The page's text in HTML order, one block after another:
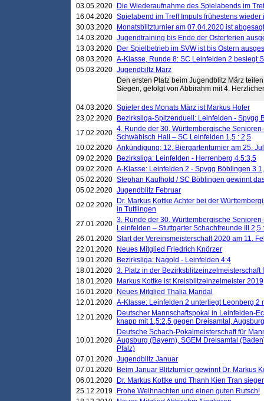
03.05.2020
Die Wiederaufnahme des Spielabends im
16.04.2020 Spielabend im Treff Impuls frühestens wieder
30.03.2020
Monatsblitzturnier am 07.04.2020 ist abgesagt
14.03.2020 Jugendtraining bis Ende der Osterferien
13.03.2020
Der Spielbetrieb im SVW ist bis Ostern
08.03.2020 A-Klasse, Runde 8: SC Leinfelden 2 besiegt
05.03.2020 Jugendbiltz März
Den ersten Platz beim Jugendblitz März
Siegen, gefolgt von Abbirahm mit 4.
04.03.2020 Spieler des Monats März ist Markus Hofer
23.02.2020
Bezirksliga-Spitzenduell: Leinfelden - Spvgg
17.02.2020 4. Runde der 30. Württembergische
Schwäbisch Hall – SC Leinfelden 1,5 : 2,5
10.02.2020 Ankündigung: 12. Biergartenturnier am 25.
09.02.2020
Bezirksliga: Leinfelden - Herrenberg 4,5:3,5
09.02.2020 A-Klasse: Leinfelden 2 - Spvgg Böblingen 3
05.02.2020 Stephan Kaufhold / SC Böblingen gewinnt
05.02.2020 Jugendblitz Februar
02.02.2020
Dr. Markus Kottke Achter bei der
in Tuttlingen
27.01.2020 3. Runde der 30. Württembergische
Leinfelden – Stuttgarter Schachfreunde III 2,5
26.01.2020 Start der Vereinsmeisterschaft 2020 am 11.
22.01.2020
Neues Mitglied Friedrich Knörzer
19.01.2020
Bezirksliga: Nagold - Leinfelden 4:4
18.01.2020 3. Platz in der Bezirksblitzeinzelmeisterschaft
18.01.2020
Markus Kottke ist Kreisblitzeinzelmeister 2019
16.01.2020
Neues Mitglied Thalia Mandal
12.01.2020 A-Klasse: Leinfelden 2 unterliegt Leonberg 2
12.01.2020
Deutscher Mannschaftspokal in Leinfelden-
knapp mit 1,5:2,5 gegen Dreisamtal,
10.01.2020
Deutsche Schach-Pokalmeisterschaft für
Augsburg (Bayern), SGEM Dreisamtal
Pfalz)
07.01.2020 Jugendblitz Januar
07.01.2020
Beim Januar Blitzturnier gewinnt Dr. Markus
06.01.2020
Dr. Markus Kottke und Thanh Kien Tran
25.12.2019
Frohe Weihnachten und einen guten Rutsch!